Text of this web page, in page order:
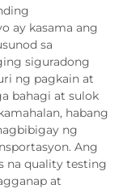
ay kasama ang
sa
siguradong
ng pagkain at
bahagi at sulok
habang
ng
Ang
na quality testing
at